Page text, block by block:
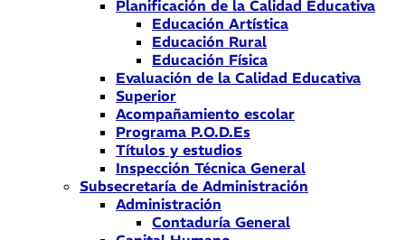
Planificación de la Calidad Educativa
Educación Artística
Educación Rural
Educación Física
Evaluación de la Calidad Educativa
Superior
Acompañamiento escolar
Programa P.O.D.Es
Títulos y estudios
Inspección Técnica General
Subsecretaría de Administración
Administración
Contaduría General